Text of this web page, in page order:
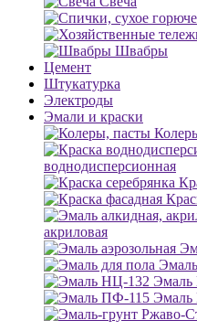
Швабры
Цемент
Штукатурка
Электроды
Эмали и краски
воднодисперсионная
акриловая